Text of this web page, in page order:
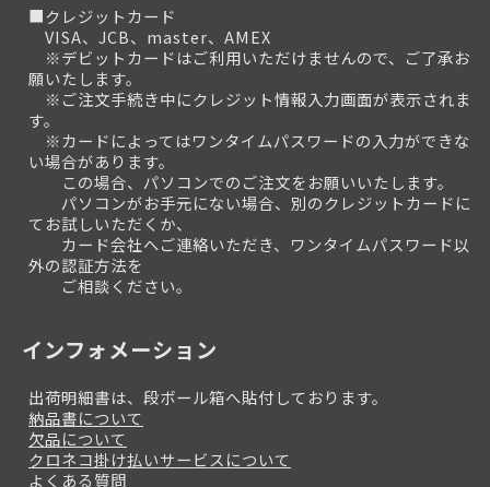
■クレジットカード
VISA、JCB、master、AMEX
※デビットカードはご利用いただけませんので、ご了承お
願いたします。
※ご注文手続き中にクレジット情報入力画面が表示されま
す。
※カードによってはワンタイムパスワードの入力ができな
い場合があります。
この場合、パソコンでのご注文をお願いいたします。
パソコンがお手元にない場合、別のクレジットカードに
てお試しいただくか、
カード会社へご連絡いただき、ワンタイムパスワード以
外の認証方法を
ご相談ください。
インフォメーション
出荷明細書は、段ボール箱へ貼付しております。
納品書について
欠品について
クロネコ掛け払いサービスについて
よくある質問